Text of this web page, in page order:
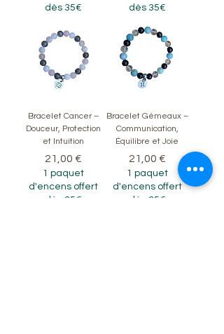
dès 35€
dès 35€
Bracelet Cancer –
Douceur, Protection
et Intuition
Prix
21,00 €
1 paquet
d'encens offert
dès 35€
Bracelet Gémeaux –
Communication,
Équilibre et Joie
Prix
21,00 €
1 paquet
d'encens offert
dès 35€